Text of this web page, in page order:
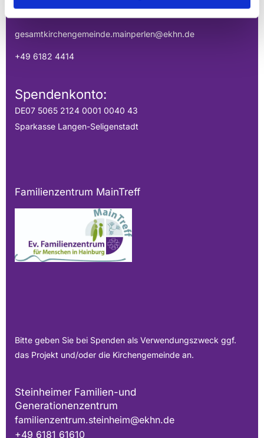
Hainburg, Hessen 63512
gesamtkirchengemeinde.mainperlen@ekhn.de
+49 6182 4414
Spendenkonto:
DE07 5065 2124 0001 0040 43
Sparkasse Langen-Seligenstadt
Familienzentrum MainTreff
Bitte geben Sie bei Spenden als Verwendungszweck ggf.
das Projekt und/oder die Kirchengemeinde an.
Steinheimer Familien-und
Generationenzentrum
familienzentrum.steinheim@ekhn.de
+49 6181 61610